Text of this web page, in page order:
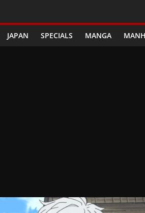
JAPAN SPECIALS MANGA